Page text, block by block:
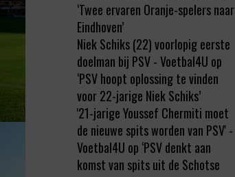
‘Twee ervaren Oranje-spelers naar
Eindhoven’
Niek Schiks (22) voorlopig eerste
doelman bij PSV - Voetbal4U op
‘PSV hoopt oplossing te vinden
voor 22-jarige Niek Schiks’
'21-jarige Youssef Chermiti moet
de nieuwe spits worden van PSV' -
Voetbal4U op ‘PSV denkt aan
komst van spits uit de Schotse